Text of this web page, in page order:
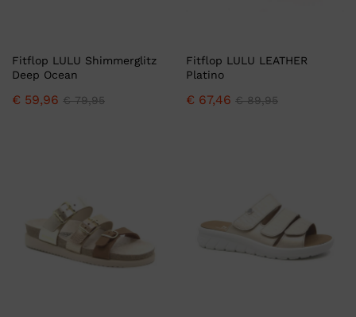
Fitflop LULU Shimmerglitz
Deep Ocean
€ 59,96 €79,95
Fitflop LULU LEATHER
Platino
€ 67,46 €89,95